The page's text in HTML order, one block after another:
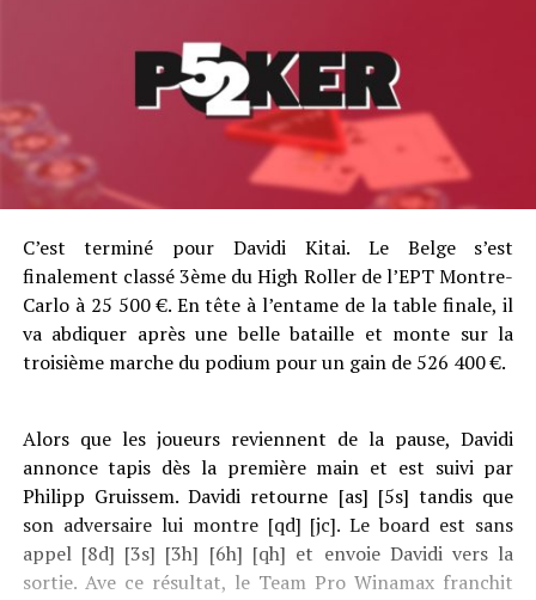
C’est terminé pour Davidi Kitai. Le Belge s’est
finalement classé 3ème du High Roller de l’EPT Montre-
Carlo à 25 500 €. En tête à l’entame de la table finale, il
va abdiquer après une belle bataille et monte sur la
troisième marche du podium pour un gain de 526 400 €.
Alors que les joueurs reviennent de la pause, Davidi
annonce tapis dès la première main et est suivi par
Philipp Gruissem. Davidi retourne [as] [5s] tandis que
son adversaire lui montre [qd] [jc]. Le board est sans
appel [8d] [3s] [3h] [6h] [qh] et envoie Davidi vers la
sortie. Ave ce résultat, le Team Pro Winamax franchit